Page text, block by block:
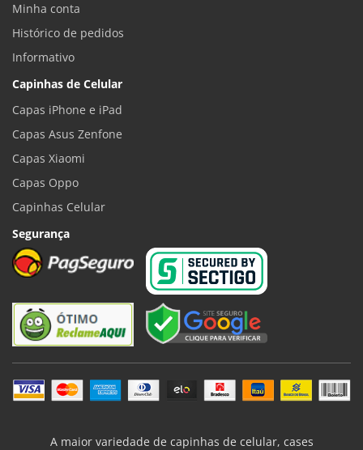
Minha conta
Histórico de pedidos
Informativo
Capinhas de Celular
Capas iPhone e iPad
Capas Asus Zenfone
Capas Xiaomi
Capas Oppo
Capinhas Celular
Segurança
A maior variedade de capinhas de celular, cases